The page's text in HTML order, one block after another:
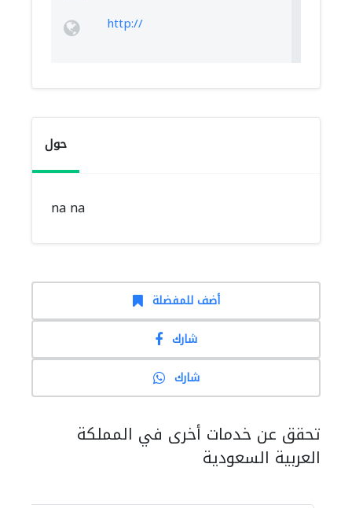
http://
حول
na na
أضف للمفضلة
شارك
شارك
تحقق عن خدمات أخرى في المملكة
العربية السعودية